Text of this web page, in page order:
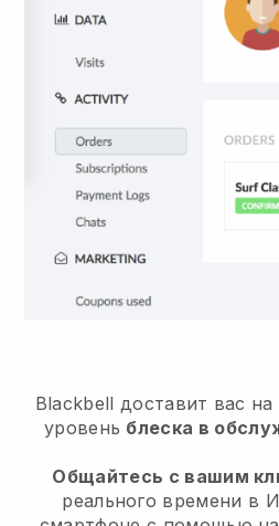
Blackbell доставит вас
уровень блеска в
Общайтесь с вашим
реального времени в